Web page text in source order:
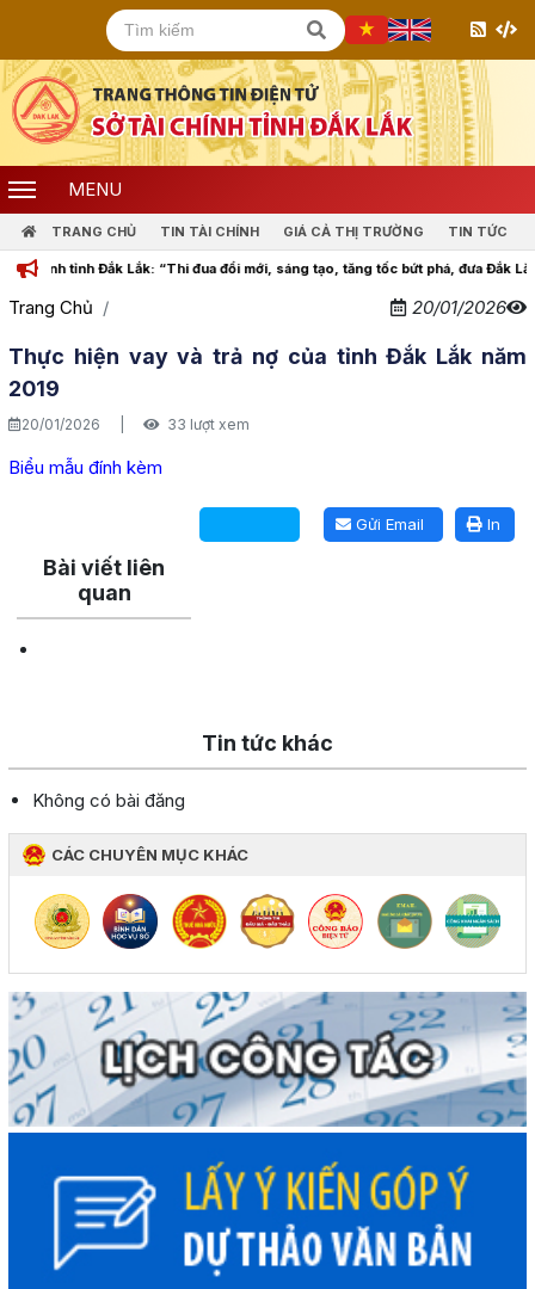
MENU
TRANG CHỦ TIN TÀI CHÍNH GIÁ CẢ THỊ TRƯỜNG TIN TỨC
tỉnh Đắk Lắk: “Thi đua đổi mới, sáng tạo, tăng tốc bứt phá, đưa Đắk Lắk
Trang Chủ 20/01/2026
Thực hiện vay và trả nợ của tỉnh Đắk Lắk năm
2019
20/01/2026 33 lượt xem
Biểu mẫu đính kèm
In
Gửi Email
Bài viết liên
quan
Tin tức khác
Không có bài đăng
CÁC CHUYÊN MỤC KHÁC